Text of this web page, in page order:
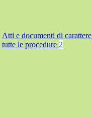
Atti e documenti di
tutte le procedure 2